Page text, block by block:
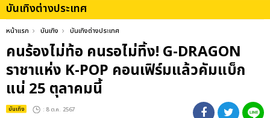
บันเทิงต่างประเทศ
หน้าแรก บันเทิง บันเทิงต่างประเทศ
คนร้องไม่ท้อ คนรอไม่ทิ้ง! G-DRAGON
ราชาแห่ง K-POP คอนเฟิร์มแล้วคัมแบ็ก
แน่ 25 ตุลาคมนี้
บันเทิง : 8 ต.ค. 2567